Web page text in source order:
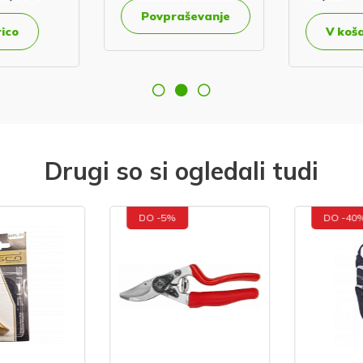
Povpraševanje
V
Drugi so si ogledali tudi
DO -5% DO -40%